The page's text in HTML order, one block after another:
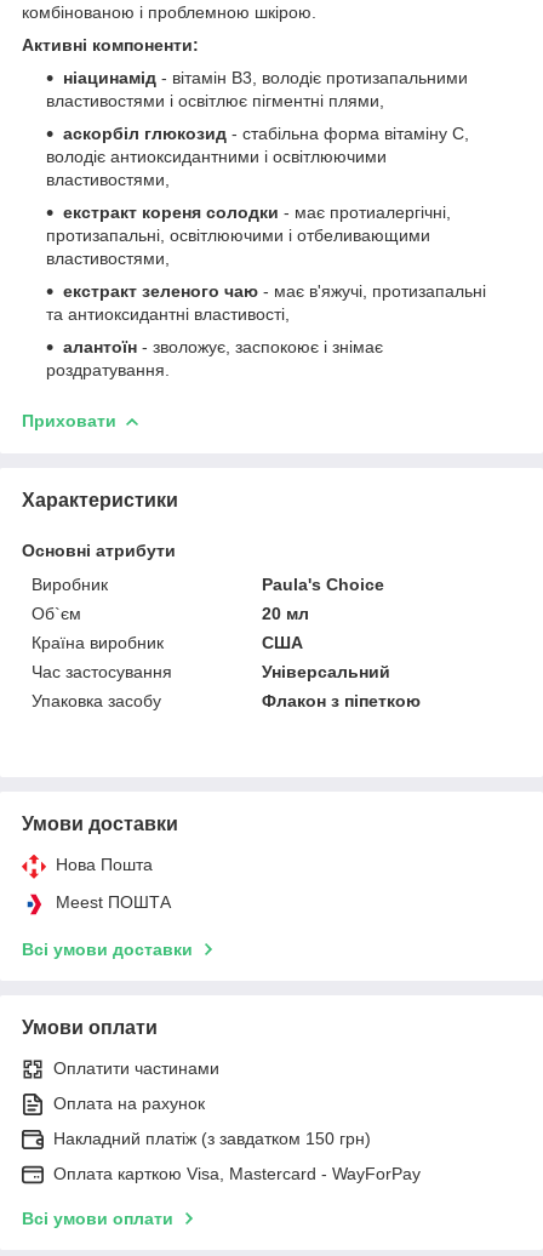
комбінованою і проблемною шкірою.
Активні компоненти:
ніацинамід - вітамін B3, володіє протизапальними
властивостями і освітлює пігментні плями,
аскорбіл глюкозид - стабільна форма вітаміну С,
володіє антиоксидантними і освітлюючими
властивостями,
екстракт кореня солодки - має протиалергічні,
протизапальні, освітлюючими і отбеливающими
властивостями,
екстракт зеленого чаю - має в'яжучі, протизапальні
та антиоксидантні властивості,
алантоїн - зволожує, заспокоює і знімає
роздратування.
Приховати
Характеристики
Основні атрибути
Виробник
Paula's Choice
Об`єм
20 мл
Країна виробник
США
Час застосування
Універсальний
Упаковка засобу
Флакон з піпеткою
Умови доставки
Нова Пошта
Meest ПОШТА
Всі умови доставки
Умови оплати
Оплатити частинами
Оплата на рахунок
Накладний платіж (з завдатком 150 грн)
Оплата карткою Visa, Mastercard - WayForPay
Всі умови оплати